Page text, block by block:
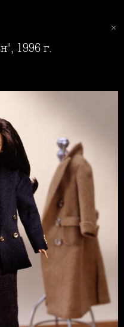
1996 г.